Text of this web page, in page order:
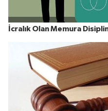
İcralık Olan Memura